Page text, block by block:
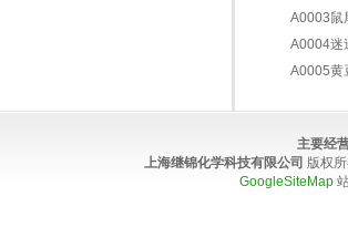
A0003鼠
A0004迷
A0005黄
主要经
上海继锦化学科技有限公司 版权
GoogleSiteMap